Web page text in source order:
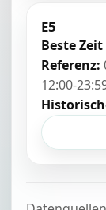
E5
Beste
Referenz:
12:00-